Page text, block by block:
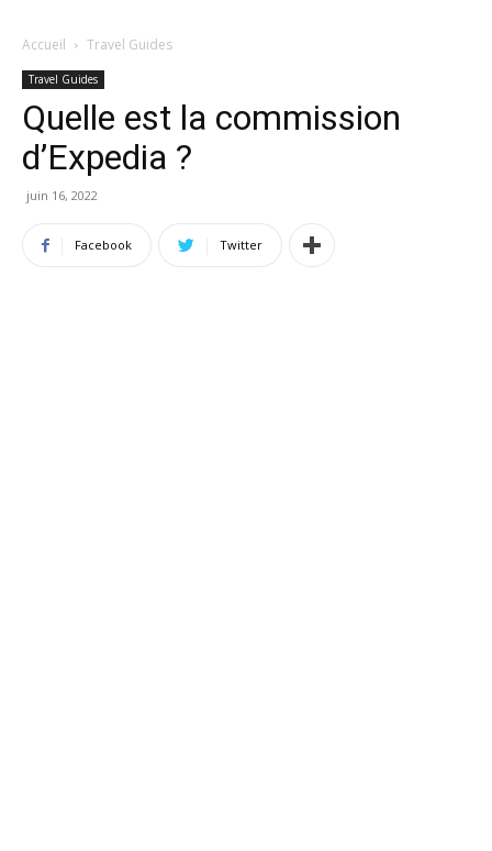
Accueil Travel Guides
Travel Guides
Quelle est la commission
d’Expedia ?
juin 16, 2022
Facebook Twitter